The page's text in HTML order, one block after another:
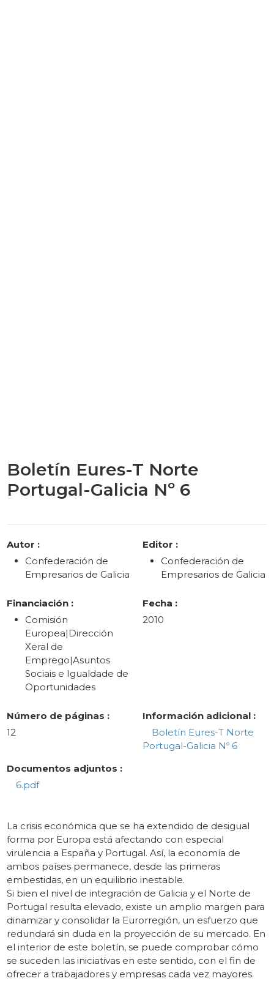
Boletín Eures-T Norte
Portugal-Galicia Nº 6
Autor :
Confederación de
Empresarios de Galicia
Editor :
Confederación de
Empresarios de Galicia
Financiación :
Comisión
Europea|Dirección
Xeral de
Emprego|Asuntos
Sociais e Igualdade de
Oportunidades
Fecha :
2010
Número de páginas :
12
Información adicional :
Boletín Eures-T Norte
Portugal-Galicia Nº 6
Documentos adjuntos :
6.pdf
La crisis económica que se ha extendido de desigual
forma por Europa está afectando con especial
virulencia a España y Portugal. Así, la economía de
ambos países permanece, desde las primeras
embestidas, en un equilibrio inestable.
Si bien el nivel de integración de Galicia y el Norte de
Portugal resulta elevado, existe un amplio margen para
dinamizar y consolidar la Eurorregión, un esfuerzo que
redundará sin duda en la proyección de su mercado. En
el interior de este boletín, se puede comprobar cómo
se suceden las iniciativas en este sentido, con el fin de
ofrecer a trabajadores y empresas cada vez mayores